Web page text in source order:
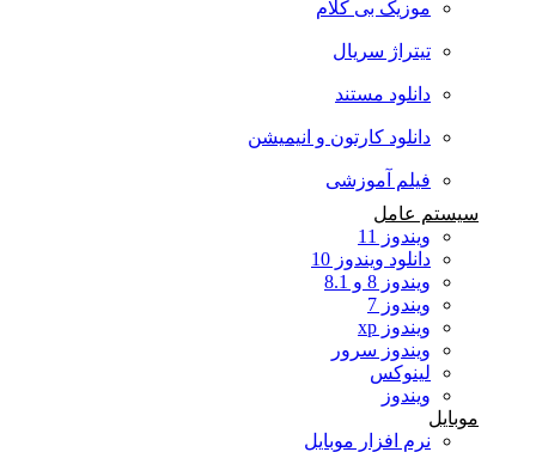
موزیک بی کلام
تیتراژ سریال
دانلود مستند
دانلود کارتون و انیمیشن
فیلم آموزشی
سیستم عامل
ویندوز 11
دانلود ویندوز 10
ویندوز 8 و 8.1
ویندوز 7
ویندوز xp
ویندوز سرور
لینوکس
ویندوز
موبایل
نرم افزار موبایل